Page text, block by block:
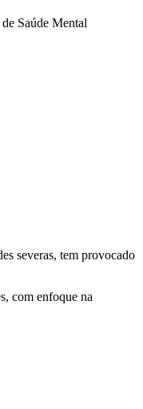
Saúde Mental
severas, tem provocado
com enfoque na